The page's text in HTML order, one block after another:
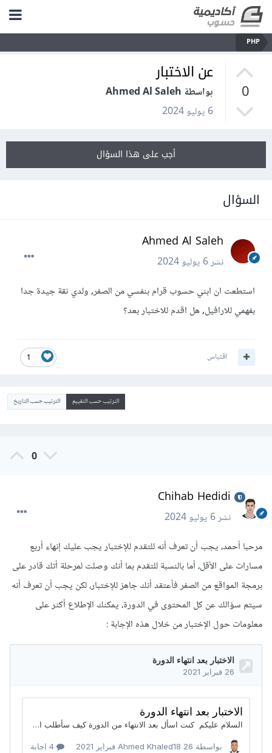
PHP
0
عن الاختبار
بواسطة Ahmed Al Saleh
6 يوليو 2024
أجب على هذا السؤال
السؤال
Ahmed Al Saleh
نشر6 يوليو 2024
استطعت ان ابني حسوب قرام بنفسي من الصفر, ولدي ثقة جيدة جدا
بفهمي للارافيل, هل اقدم للاختبار بعد؟
1 اقتباس
الترتيب حسب التقييم الترتيب حسب التاريخ
0
Chihab Hedidi
نشر6 يوليو 2024
مرحبا أحمد، يجب أن تعرف أنه للتقدم للإختبار يجب عليك إنهاء أربع
مسارات على الأقل، أما بالنسبة للتقدم بما أنك وصلت لمرحلة أتك قادر على
برمجة المواقع من الصفر فأعتقد أنك جاهز للإختبار، لكن يجب أن تعرف أنه
سيتم سؤالك عن كل المحتوى في الدورة، يمكنك الإطلاع أكثر على
معلومات حول الإختبار من خلال هذه الإجابة